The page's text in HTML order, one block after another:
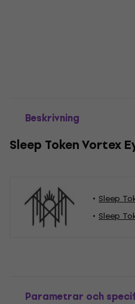
Beskrivning
Sleep Token Vortex
Sleep
Sleep
Parametrar och